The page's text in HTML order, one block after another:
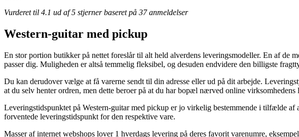
Vurderet til 4.1 ud af 5 stjerner baseret på 37anmeldelser
Western-guitar med pickup
En stor portion butikker på nettet foreslår til alt held alverdens leveringsmodeller. En af de
passer dig. Muligheden er altså temmelig fleksibel, og desuden endvidere den billigste
Du kan derudover vælge at få varerne sendt til din adresse eller ud på dit arbejde.
at du selv henter ordren, men dette beroer på at du har bopæl nærved online virksomhedens
Leveringstidspunktet på Western-guitar med pickup er jo virkelig bestemmende i tilfælde
forventede leveringstidspunkt for den respektive vare.
Masser af internet webshops lover 1 hverdags levering på deres favorit varenumre,